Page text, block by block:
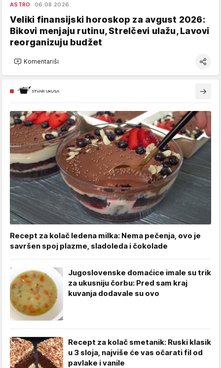
ASTRO 06.08.2026.
Veliki finansijski horoskop za avgust 2026:
Bikovi menjaju rutinu, Strelčevi ulažu, Lavovi
reorganizuju budžet
Komentariši
Recept za kolač ledena milka: Nema pečenja, ovo je
savršen spoj plazme, sladoleda i čokolade
Jugoslovenske domaćice imale su trik
za ukusniju čorbu: Pred sam kraj
kuvanja dodavale su ovo
Recept za kolač smetanik: Ruski klasik
u 3 sloja, najviše će vas očarati fil od
pavlake i vanile